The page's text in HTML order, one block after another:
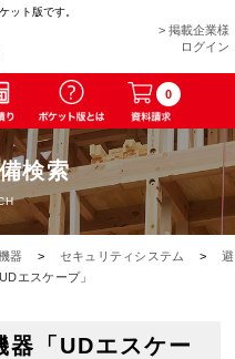
ット版です。
> 掲載企業様
ログイン
0
検索
器 > セキュリティシステム >
避
エスケープ」
器「UDエスケー